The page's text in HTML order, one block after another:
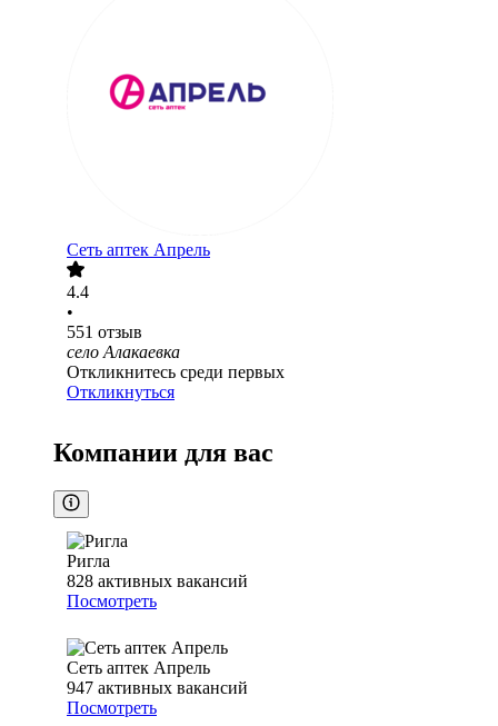
Сеть аптек Апрель
4.4
•
551 отзыв
село Алакаевка
Откликнитесь среди первых
Откликнуться
Компании для вас
Ригла
828 активных вакансий
Посмотреть
Сеть аптек Апрель
947 активных вакансий
Посмотреть